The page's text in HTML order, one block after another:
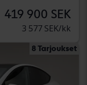
419 900 SEK
3 577 SEK/kk
8 Tarjoukset